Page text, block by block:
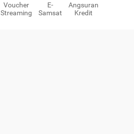
Voucher
Streaming
E-
Samsat
Angsuran
Kredit